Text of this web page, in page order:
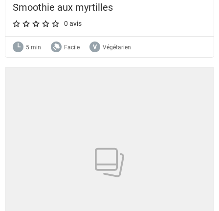
Smoothie aux myrtilles
A star rating of 0 out of 5.
0 avis
5 min Facile Végétarien